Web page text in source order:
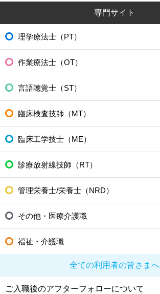
専門サイト
理学療法士（PT）
作業療法士（OT）
言語聴覚士（ST）
臨床検査技師（MT）
臨床工学技士（ME）
診療放射線技師（RT）
管理栄養士/栄養士（NRD）
その他・医療介護職
福祉・介護職
全ての利用者の皆さまへ
ご入職後のアフターフォローについて